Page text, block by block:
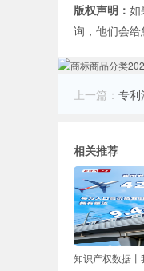
版权声明： 如
询，他们会
上一篇： 专利
相关推荐